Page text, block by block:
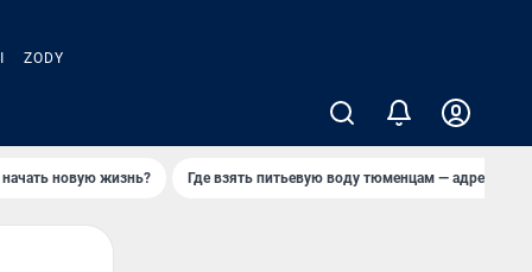
ZODY
начать новую жизнь? Где взять питьевую воду тюменцам — адреса